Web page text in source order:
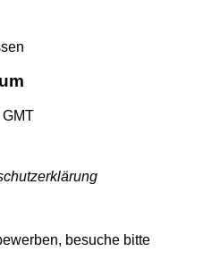
besuche bitte